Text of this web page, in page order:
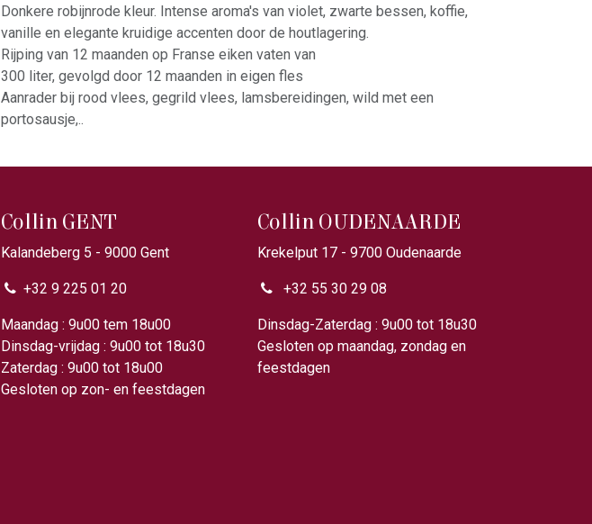
Donkere robijnrode kleur. Intense aroma's van violet, zwarte bessen, koffie,
vanille en elegante kruidige accenten door de houtlagering.
Rijping van 12 maanden op Franse eiken vaten van
300 liter, gevolgd door 12 maanden in eigen fles
Aanrader bij rood vlees, gegrild vlees, lamsbereidingen, wild met een
portosausje,..
Collin GENT
Kalandeberg 5 - 9000 Gent​
+32 9 225 01 20
Maandag : 9u00 tem 18u00
Dinsdag-vrijdag : 9u00 tot 18u30
Zaterdag : 9u00 tot 18u00
Gesloten op zon- en feestdagen
Collin OUDENAARDE
Krekelput 17 - 9700 Oudenaarde
+32 55 30 29 08
Dinsdag-Zaterdag : 9u00 tot 18u30
Gesloten op maandag, zondag en
feestdagen